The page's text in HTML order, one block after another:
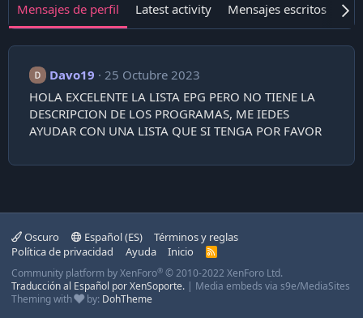
Mensajes de perfil Latest activity Mensajes escritos
Davo19
25 Octubre 2023
HOLA EXCELENTE LA LISTA EPG PERO NO TIENE LA
DESCRIPCION DE LOS PROGRAMAS, ME IEDES
AYUDAR CON UNA LISTA QUE SI TENGA POR FAVOR
Oscuro Español (ES)
Términos y reglas
Política de privacidad
Ayuda Inicio
R
S
Community platform by XenForo® © 2010-2022 XenForo Ltd.
Traducción al Español por XenSoporte. | Media embeds via s9e/MediaSites
Theming with
by: DohTheme